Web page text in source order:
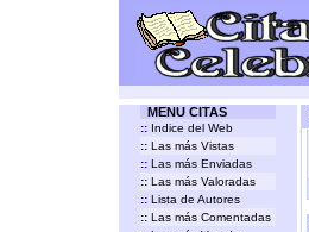
MENU CITAS
:: Indice del Web
:: Las más Vistas
:: Las más Enviadas
:: Las más Valoradas
:: Lista de Autores
:: Las más Comentadas